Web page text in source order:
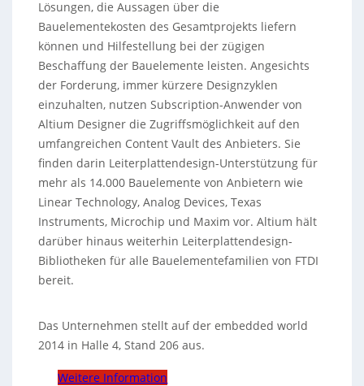
Lösungen, die Aussagen über die
Bauelementekosten des Gesamtprojekts liefern
können und Hilfestellung bei der zügigen
Beschaffung der Bauelemente leisten. Angesichts
der Forderung, immer kürzere Designzyklen
einzuhalten, nutzen Subscription-Anwender von
Altium Designer die Zugriffsmöglichkeit auf den
umfangreichen Content Vault des Anbieters. Sie
finden darin Leiterplattendesign-Unterstützung für
mehr als 14.000 Bauelemente von Anbietern wie
Linear Technology, Analog Devices, Texas
Instruments, Microchip und Maxim vor. Altium hält
darüber hinaus weiterhin Leiterplattendesign-
Bibliotheken für alle Bauelementefamilien von FTDI
bereit.
Das Unternehmen stellt auf der embedded world
2014 in Halle 4, Stand 206 aus.
Weitere Information